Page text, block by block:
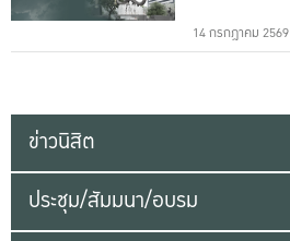
14 กรกฎาคม 2569
ข่าวนิสิต
ประชุม/สัมมนา/อบรม